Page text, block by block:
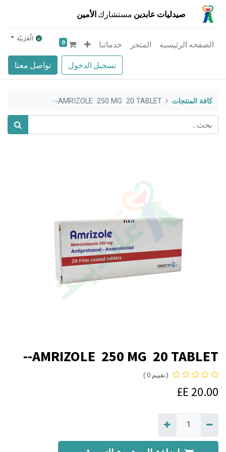
صيدليات عابدين مستشارك الأمين
تسجيل الدخول تواصل معنا
الصفحه الرئيسيه المتجر خدماتنا 0 الْعَرَبيّة
كافة المنتجات AMRIZOLE 250 MG 20 TABLET--
AMRIZOLE 250 MG 20 TABLET--
(تقييم 0 )
20.00